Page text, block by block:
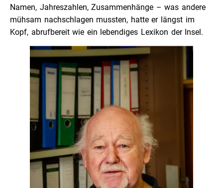
Namen, Jahreszahlen, Zusammenhänge – was andere
mühsam nachschlagen mussten, hatte er längst im
Kopf, abrufbereit wie ein lebendiges Lexikon der Insel.